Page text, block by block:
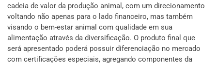
cadeia de valor da produção animal, com um direcionamento
voltando não apenas para o lado financeiro, mas também
visando o bem-estar animal com qualidade em sua
alimentação através da diversificação. O produto final que
será apresentado poderá possuir diferenciação no mercado
com certificações especiais, agregando componentes da